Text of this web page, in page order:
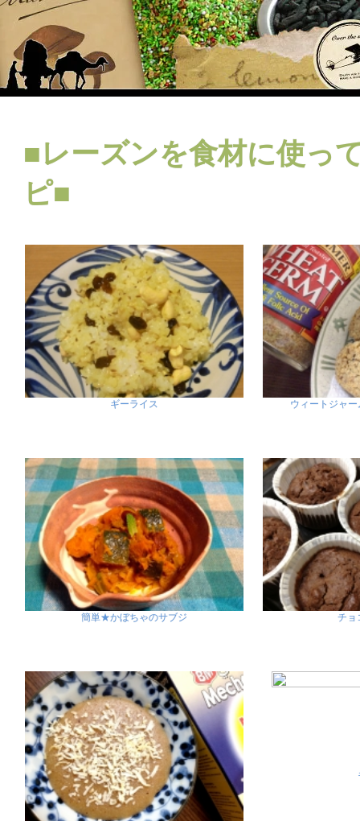
■レーズンを食材に使っ
ピ■
ギーライス ウィートジャ
簡単★かぼちゃのサブジ チョ